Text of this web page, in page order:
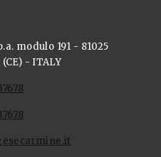
modulo 191 - 81025
- ITALY